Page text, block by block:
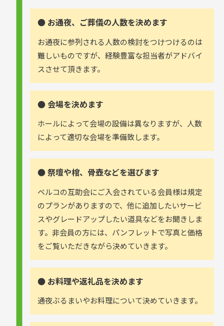
● お通夜、ご葬儀の人数を決めます
お通夜に参列される人数の検討をつけつけるのは
難しいものですが、経験豊富な担当者がアドバイ
スさせて頂きます。
● 会場を決めます
ホールによって会場の設備は異なりますが、人数
によって適切な会場を準備致します。
● 祭壇や棺、骨壺などを選びます
ベルコの互助会にご入会されている会員様は規定
のプランがありますので、他に追加したいサービ
スやグレードアップしたい道具などをお聞きしま
す。非会員の方には、パンフレットで写真と価格
をご覧いただきながら決めていきます。
● お料理や返礼品を決めます
通夜ぶるまいやお料理について決めていきます。